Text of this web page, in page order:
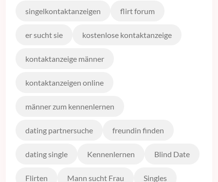
singelkontaktanzeigen flirt forum
er sucht sie kostenlose kontaktanzeige
kontaktanzeige männer
kontaktanzeigen online
männer zum kennenlernen
dating partnersuche freundin finden
dating single Kennenlernen Blind Date
Flirten Mann sucht Frau Singles